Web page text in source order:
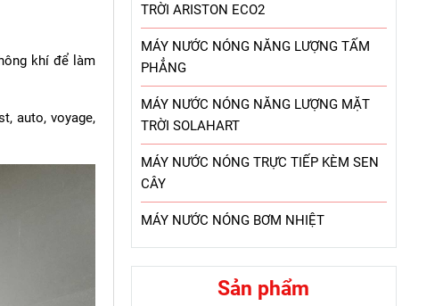
khí để làm
auto, voyage,
TRỜI ARISTON ECO2
MÁY NƯỚC NÓNG NĂNG LƯỢNG TẤM
PHẲNG
MÁY NƯỚC NÓNG NĂNG LƯỢNG MẶT
TRỜI SOLAHART
MÁY NƯỚC NÓNG TRỰC TIẾP KÈM SEN
CÂY
MÁY NƯỚC NÓNG BƠM NHIỆT
Sản phẩm